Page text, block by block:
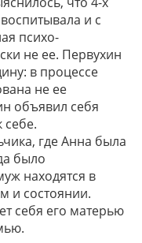
и с
психо-
не ее. Первухин
в процессе
не ее
объявил себя
себе.
где Анна была
было
находятся в
и состоянии.
себя его матерью